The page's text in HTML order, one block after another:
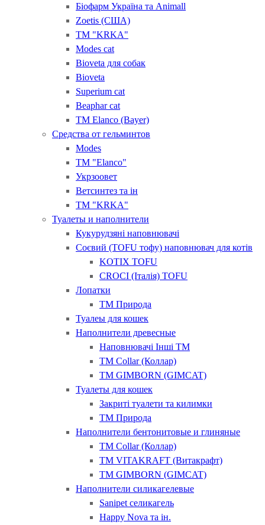
Біофарм Україна та Animall
Zoetis (США)
ТМ "KRKA"
Modes cat
Bioveta для собак
Bioveta
Superium cat
Beaphar cat
ТМ Elanco (Bayer)
Средства от гельминтов
Modes
ТМ "Elanсo"
Укрзоовет
Ветсинтез та ін
ТМ "KRKA"
Туалеты и наполнители
Кукурудзяні наповнювачі
Соєвий (TOFU тофу) наповнювач для котів
KOTIX TOFU
CROCI (Італія) ТOFU
Лопатки
ТМ Природа
Туалеы для кошек
Наполнители древесные
Наповнювачі Інші ТМ
ТМ Collar (Коллар)
ТМ GIMBORN (GIMCAT)
Туалеты для кошек
Закриті туалети та килимки
ТМ Природа
Наполнители бентонитовые и глиняные
ТМ Collar (Коллар)
ТМ VITAKRAFT (Витакрафт)
ТМ GIMBORN (GIMCAT)
Наполнители силикагелевые
Sanipet селикагель
Happy Nova та ін.